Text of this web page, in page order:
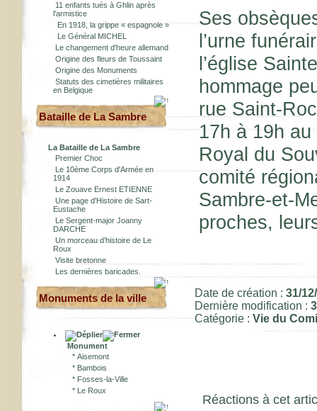
11 enfants tués à Ghlin après
l'armistice
En 1918, la grippe « espagnole »
Le Général MICHEL
Le changement d'heure allemand
Origine des fleurs de Toussaint
Origine des Monuments
Statuts des cimetières militaires
en Belgique
Bataille de La Sambre
La Bataille de La Sambre
Premier Choc
Le 10ème Corps d'Armée en
1914
Le Zouave Ernest ETIENNE
Une page d'Histoire de Sart-
Eustache
Le Sergent-major Joanny
DARCHE
Un morceau d’histoire de Le
Roux
Visite bretonne
Les dernières baricades.
Monuments de la ville
Monument
* Aisemont
* Bambois
* Fosses-la-Ville
* Le Roux
Ses
l’urne
l’église
hommage
rue Saint-
17h à 19h
Royal du
comité
Sambre-et-
proches,
Date de création : 31/
Dernière modification :
Catégorie : Vie du
Réactions à cet